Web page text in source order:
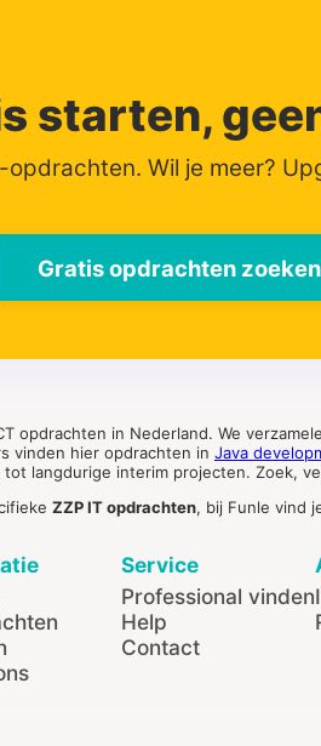
starten,
Wil je meer?
Gratis opdrachten zoeken
opdrachten in Nederland. We
vinden hier opdrachten in Java
langdurige interim projecten. Zoek,
ZZP IT opdrachten, bij Funle vind
Service
Professional vinden
Help
Contact